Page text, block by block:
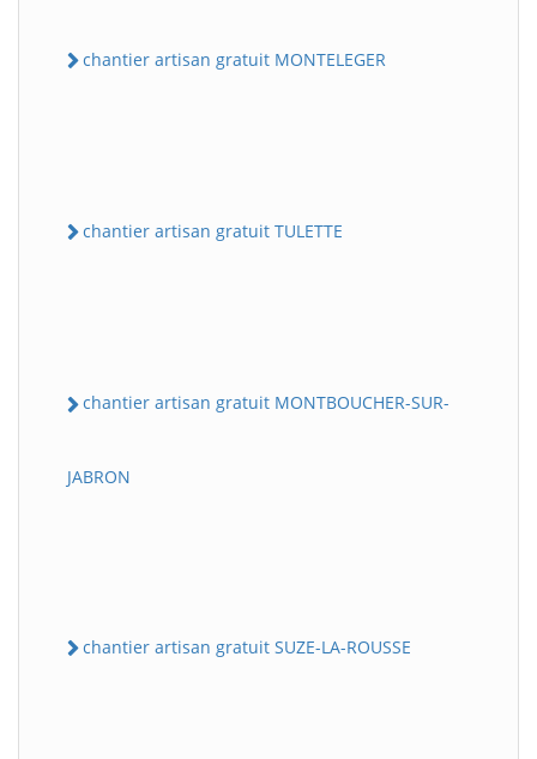
chantier artisan gratuit MONTELEGER
chantier artisan gratuit TULETTE
chantier artisan gratuit MONTBOUCHER-SUR-
JABRON
chantier artisan gratuit SUZE-LA-ROUSSE